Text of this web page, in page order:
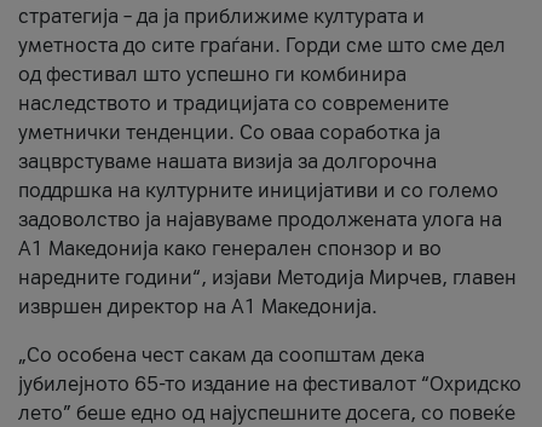
стратегија – да ја приближиме културата и
уметноста до сите граѓани. Горди сме што сме дел
од фестивал што успешно ги комбинира
наследството и традицијата со современите
уметнички тенденции. Со оваа соработка ја
зацврстуваме нашата визија за долгорочна
поддршка на културните иницијативи и со големо
задоволство ја најавуваме продолжената улога на
A1 Македонија како генерален спонзор и во
наредните години“, изјави Методија Мирчев, главен
извршен директор на A1 Македонија.
„Со особена чест сакам да соопштам дека
јубилејното 65-то издание на фестивалот “Охридско
лето” беше едно од најуспешните досега, со повеќе